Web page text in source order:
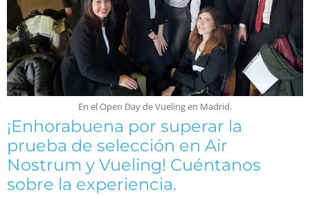
En el Open Day de Vueling en Madrid.
¡Enhorabuena por superar la
prueba de selección en Air
Nostrum y Vueling! Cuéntanos
sobre la experiencia.